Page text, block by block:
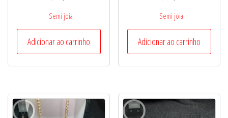
Semi joia
Adicionar ao carrinho
Semi joia
Adicionar ao carrinho